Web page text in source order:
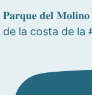
𝐏𝐚𝐫𝐪𝐮𝐞 𝐝𝐞𝐥
de la costa de la